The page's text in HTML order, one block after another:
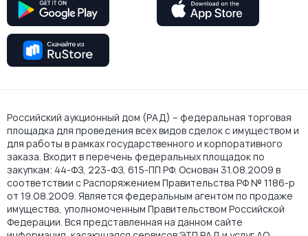
Российский аукционный дом (РАД) – федеральная торговая
площадка для проведения всех видов сделок с имуществом и
для работы в рамках государственного и корпоративного
заказа. Входит в перечень федеральных площадок по
закупкам: 44-ФЗ, 223-ФЗ, 615-ПП РФ. Основан 31.08.2009 в
соответствии с Распоряжением Правительства РФ № 1186-р
от 19.08.2009. Является федеральным агентом по продаже
имущества, уполномоченным Правительством Российской
Федерации. Вся представленная на данном сайте